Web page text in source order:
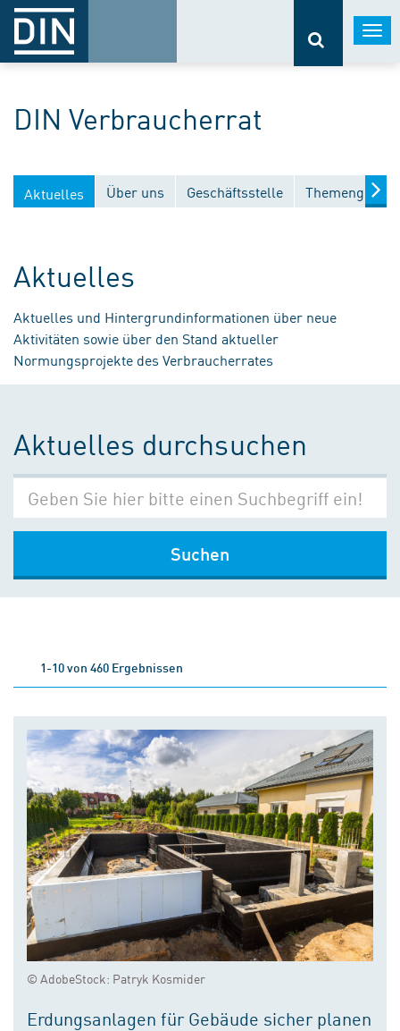
DIN Verbraucherrat
Aktuelles Über uns Geschäftsstelle
Aktuelles
Aktuelles und Hintergrundinformationen über neue
Aktivitäten sowie über den Stand aktueller
Normungsprojekte des Verbraucherrates
Aktuelles durchsuchen
Suchen
1-10 von 460 Ergebnissen
© AdobeStock: Patryk Kosmider
Erdungsanlagen für Gebäude sicher planen